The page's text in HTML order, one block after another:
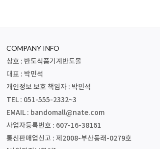
COMPANY INFO
상호 : 반도식품기계반도몰
대표 : 박민석
개인정보 보호 책임자 : 박민석
TEL : 051-555-2332~3
EMAIL : bandomall@nate.com
사업자등록번호 : 607-16-38161
통신판매업신고 : 제2008-부산동래-0279호